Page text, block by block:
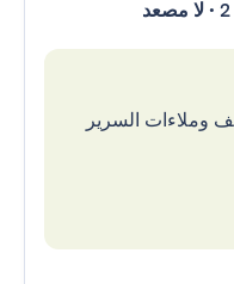
وملاءات السرير